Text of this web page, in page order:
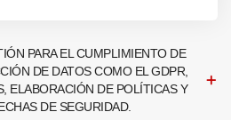
PARA EL CUMPLIMIENTO DE
DE DATOS COMO EL GDPR,
ELABORACIÓN DE POLÍTICAS Y
DE SEGURIDAD.